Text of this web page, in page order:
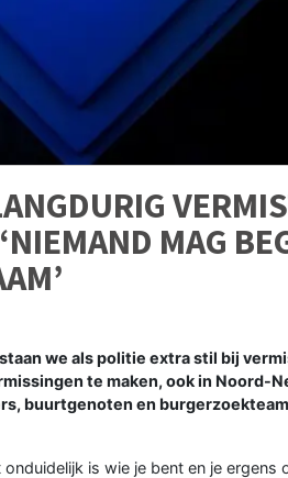
MAG
staan we als politie extra stil bij
te maken, ook in Noord-
buurtgenoten en
is wie je bent en je ergens